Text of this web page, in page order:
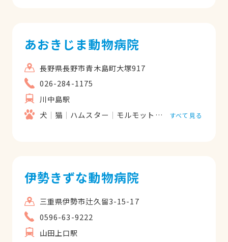
あおきじま動物病院
長野県長野市青木島町大塚917
026-284-1175
川中島駅
犬
猫 ハムスター モルモット フェレット
すべて見る
伊勢きずな動物病院
三重県伊勢市辻久留3-15-17
0596-63-9222
山田上口駅